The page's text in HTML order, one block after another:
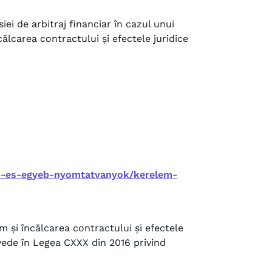
de arbitraj financiar în cazul unui
contractului și efectele juridice
egyeb-nyomtatvanyok/kerelem-
și încălcarea contractului și efectele
în Legea CXXX din 2016 privind